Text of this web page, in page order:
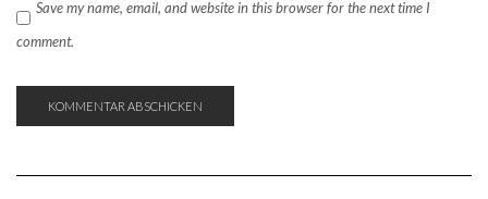
Save my name, email, and website in this browser for the next time I
comment.